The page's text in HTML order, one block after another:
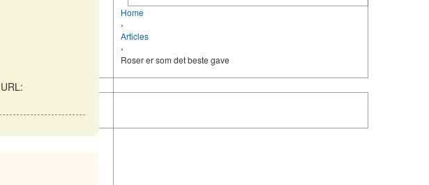
Home
›
Articles
›
Roser er som det beste gave